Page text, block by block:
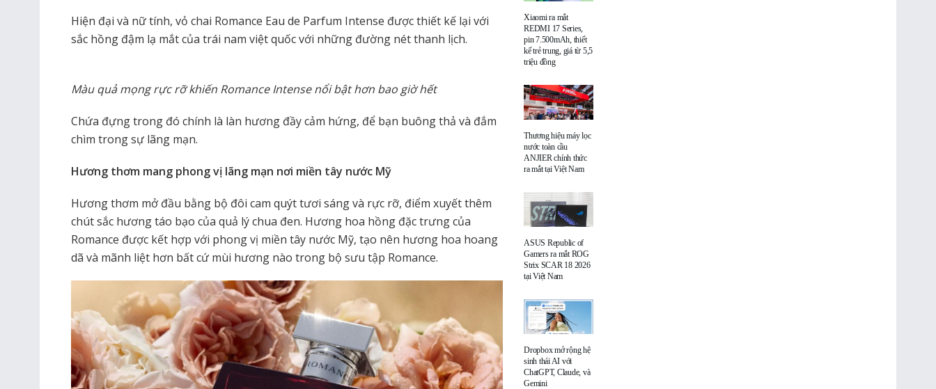
Hiện đại và nữ tính, vỏ chai Romance Eau de Parfum Intense được thiết kế lại với
sắc hồng đậm lạ mắt của trái nam việt quốc với những đường nét thanh lịch.
Màu quả mọng rực rỡ khiến Romance Intense nổi bật hơn bao giờ hết
Chứa đựng trong đó chính là làn hương đầy cảm hứng, để bạn buông thả và đắm
chìm trong sự lãng mạn.
Hương thơm mang phong vị lãng mạn nơi miền tây nước Mỹ
Hương thơm mở đầu bằng bộ đôi cam quýt tươi sáng và rực rỡ, điểm xuyết thêm
chút sắc hương táo bạo của quả lý chua đen. Hương hoa hồng đặc trưng của
Romance được kết hợp với phong vị miền tây nước Mỹ, tạo nên hương hoa hoang
dã và mãnh liệt hơn bất cứ mùi hương nào trong bộ sưu tập Romance.
Xiaomi ra mắt
REDMI 17 Series,
pin 7.500mAh, thiết
kế trẻ trung, giá từ 5,5
triệu đồng
Thương hiệu máy lọc
nước toàn cầu
ANJIER chính thức
ra mắt tại Việt Nam
ASUS Republic of
Gamers ra mắt ROG
Strix SCAR 18 2026
tại Việt Nam
Dropbox mở rộng hệ
sinh thái AI với
ChatGPT, Claude, và
Gemini